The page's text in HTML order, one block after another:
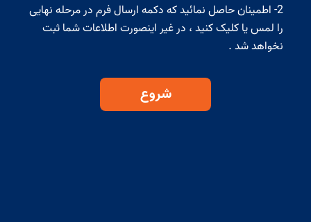
2- اطمینان حاصل نمائید که دکمه ارسال فرم در مرحله نهایی
را لمس یا کلیک کنید ، در غیر اینصورت اطلاعات شما ثبت
نخواهد شد .
شروع